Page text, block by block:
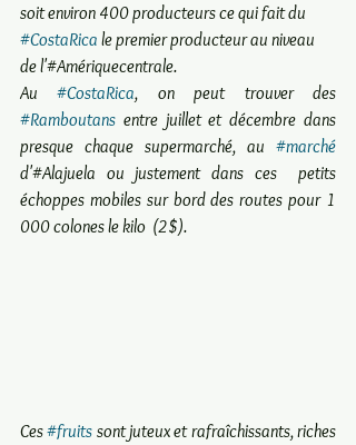
soit environ 400 producteurs ce qui fait du
#CostaRica le premier producteur au niveau
de l'#Amériquecentrale.
Au #CostaRica
#Ramboutans entre juillet et décembre dans
presque chaque supermarché, au #marché
d'#Alajuela ou justement dans ces  petits
échoppes mobiles sur bord des routes pour 1
000 colones le kilo  (2$).
Ces #fruits sont juteux et rafraîchissants, riches